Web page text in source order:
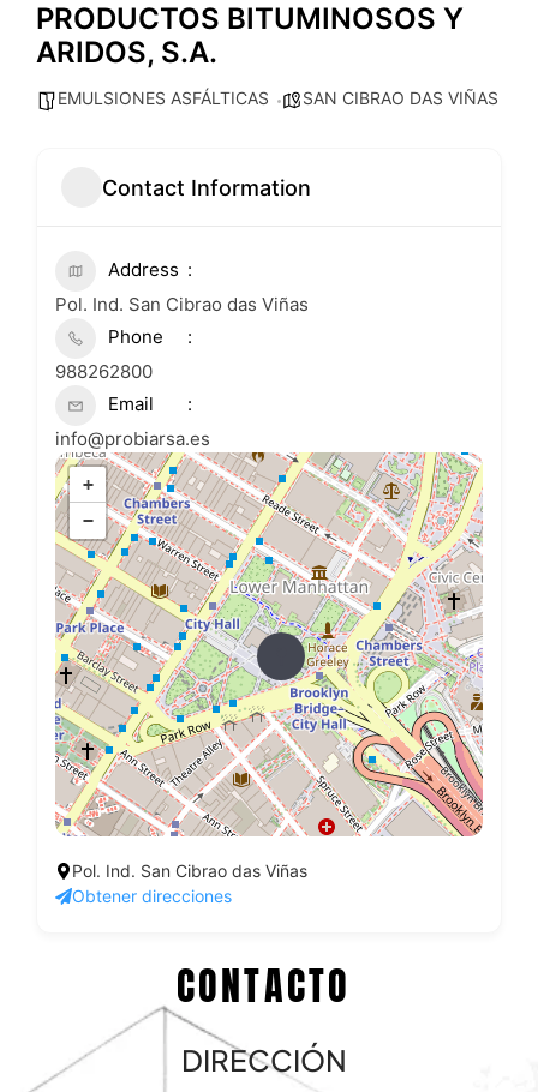
PRODUCTOS BITUMINOSOS Y
ARIDOS, S.A.
EMULSIONES ASFÁLTICAS SAN CIBRAO DAS VIÑAS
Contact Information
Address
Pol. Ind. San Cibrao das Viñas
Phone
988262800
Email
info@probiarsa.es
+
−
Pol. Ind. San Cibrao das Viñas
Obtener direcciones
CONTACTO
DIRECCIÓN